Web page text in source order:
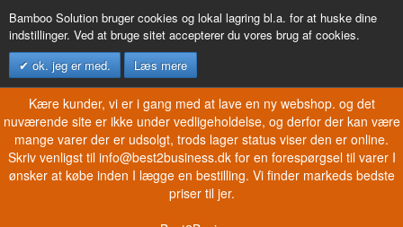
Bamboo Solution bruger cookies og lokal lagring bl.a. for at huske dine
indstillinger. Ved at bruge sitet accepterer du vores brug af cookies.
ok. jeg er med.
Læs mere
Kære kunder, vi er i gang med at lave en ny webshop. og det
nuværende site er ikke under vedligeholdelse, og derfor der kan være
mange varer der er udsolgt, trods lager status viser den er online.
Skriv venligst til info@best2business.dk for en forespørgsel til varer I
ønsker at købe inden I lægge en bestilling. Vi finder markeds bedste
priser til jer.